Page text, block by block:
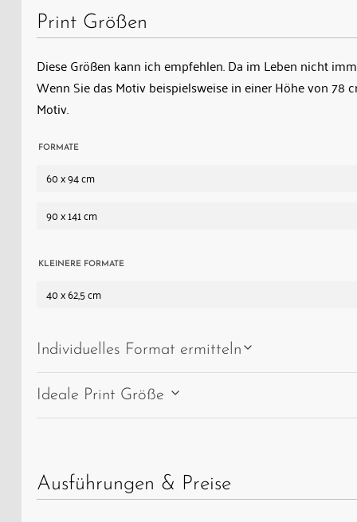
der
Engelwand,
Namen
der
Strecke
noch
eigenen
Lawinenschutzdach
abverlangt
Print Größen
Diese Größen kann ich empfehlen. Da im Leben nicht
Wenn Sie das Motiv beispielsweise in einer Höhe von 78
Motiv.
FORMATE
60 x 94 cm
90 x 141 cm
KLEINERE FORMATE
40 x 62,5 cm
Individuelles Format ermitteln
Ideale Print Größe
Ausführungen & Preise